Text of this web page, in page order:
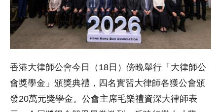
香港大律師公會今日（18日）傍晚舉行「大律師公
會獎學金」頒獎典禮，四名實習大律師各獲公會頒
發20萬元獎學金。公會主席毛樂禮資深大律師表